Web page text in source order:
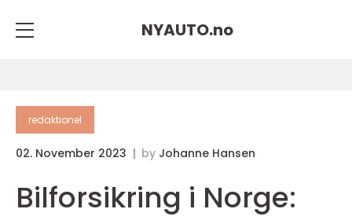
NYAUTO.no
redaktionel
02. November 2023 by Johanne Hansen
Bilforsikring i Norge: